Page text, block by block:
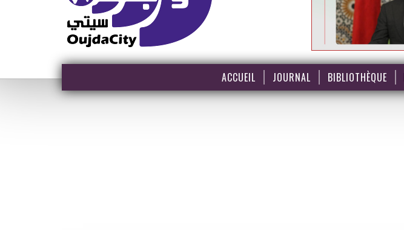
ACCUEIL JOURNAL BIBLIOTHÈQUE